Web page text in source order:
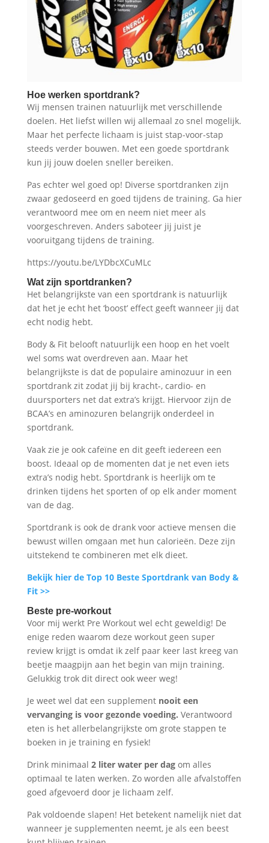
Hoe werken sportdrank?
Wij mensen trainen natuurlijk met verschillende
doelen. Het liefst willen wij allemaal zo snel mogelijk.
Maar het perfecte lichaam is juist stap-voor-stap
steeds verder bouwen. Met een goede sportdrank
kun jij jouw doelen sneller bereiken.
Pas echter wel goed op! Diverse sportdranken zijn
zwaar gedoseerd en goed tijdens de training. Ga hier
verantwoord mee om en neem niet meer als
voorgeschreven. Anders saboteer jij juist je
vooruitgang tijdens de training.
https://youtu.be/LYDbcXCuMLc
Wat zijn sportdranken?
Het belangrijkste van een sportdrank is natuurlijk
dat het je echt het ‘boost’ effect geeft wanneer jij dat
echt nodig hebt.
Body & Fit belooft natuurlijk een hoop en het voelt
wel soms wat overdreven aan. Maar het
belangrijkste is dat de populaire aminozuur in een
sportdrank zit zodat jij bij kracht-, cardio- en
duursporters net dat extra’s krijgt. Hiervoor zijn de
BCAA’s en aminozuren belangrijk onderdeel in
sportdrank.
Vaak zie je ook cafeïne en dit geeft iedereen een
boost. Ideaal op de momenten dat je net even iets
extra’s nodig hebt. Sportdrank is heerlijk om te
drinken tijdens het sporten of op elk ander moment
van de dag.
Sportdrank is ook de drank voor actieve mensen die
bewust willen omgaan met hun calorieën. Deze zijn
uitstekend te combineren met elk dieet.
Bekijk hier de Top 10 Beste Sportdrank van Body &
Fit >>
Beste pre-workout
Voor mij werkt Pre Workout wel echt geweldig! De
enige reden waarom deze workout geen super
review krijgt is omdat ik zelf paar keer last kreeg van
beetje maagpijn aan het begin van mijn training.
Gelukkig trok dit direct ook weer weg!
Je weet wel dat een supplementnooit een
vervanging is voor gezonde voeding. Verantwoord
eten is het allerbelangrijkste om grote stappen te
boeken in je training en fysiek!
Drink minimaal 2 liter water per dagom alles
optimaal te laten werken. Zo worden alle afvalstoffen
goed afgevoerd door je lichaam zelf.
Pak voldoende slapen! Het betekent namelijk niet dat
wanneer je supplementen neemt, je als een beest